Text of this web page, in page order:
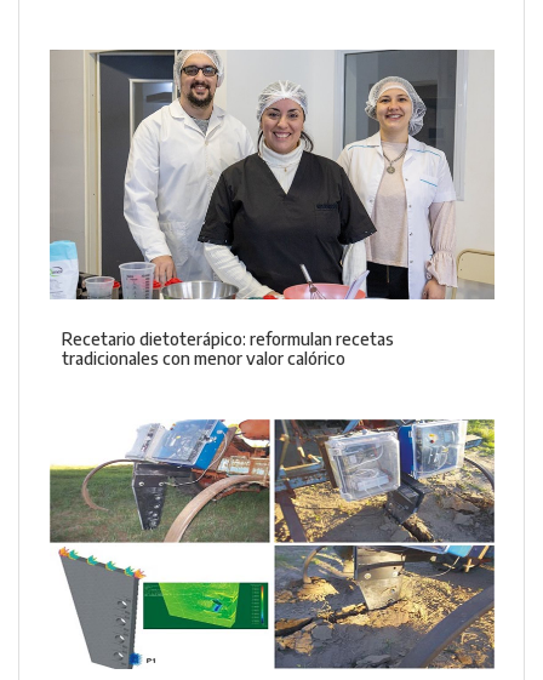
Recetario dietoterápico: reformulan recetas
tradicionales con menor valor calórico